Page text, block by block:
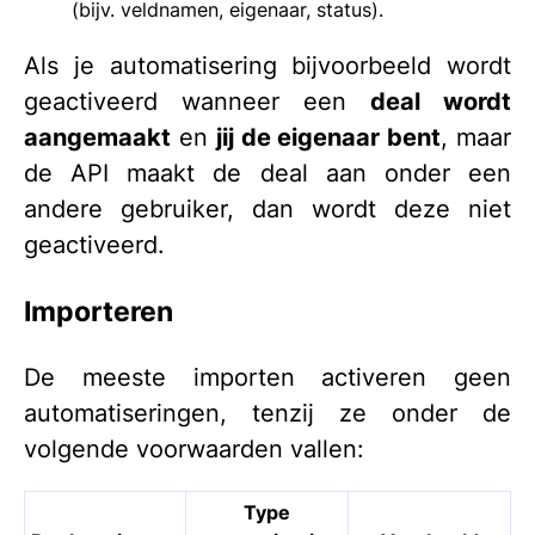
(bijv. veldnamen, eigenaar, status).
Als je automatisering bijvoorbeeld wordt
geactiveerd wanneer een deal wordt
aangemaakt en jij de eigenaar bent, maar
de API maakt de deal aan onder een
andere gebruiker, dan wordt deze niet
geactiveerd.
Importeren
De meeste importen activeren geen
automatiseringen, tenzij ze onder de
volgende voorwaarden vallen:
Type